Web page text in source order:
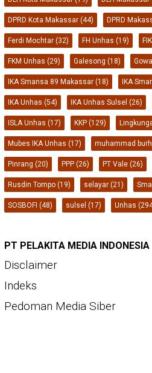
DPRD Kota Makassar (44) DPRD
Ferdi Mochtar (32) FH Unhas (19)
FKM Unhas (29) Galesong (18) Gowa
IKA Smansa 89 Makassar (18) IKA
IKA Unhas (54) IKA Unhas Sulsel (26)
ISLA Unhas (17) KKP (129)
Mubes IKA Unhas (17) muhammad
Pinrang (20) PPP (26) PT Vale (26)
Rusdin Tompo (19) selayar (21)
SOSBOFI (48) sulsel (17) Unhas
PT PELAKITA MEDIA INDONESIA
Disclaimer
Indeks
Pedoman Media Siber